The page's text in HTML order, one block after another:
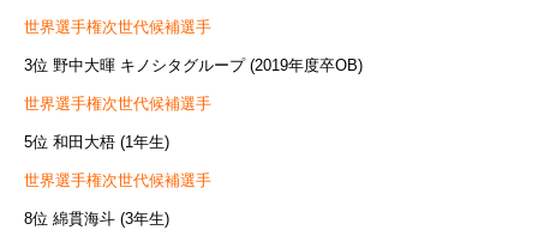
世界選手権次世代候補選手
3位 野中大暉 キノシタグループ (2019年度卒OB)
世界選手権次世代候補選手
5位 和田大梧 (1年生)
世界選手権次世代候補選手
8位 綿貫海斗 (3年生)